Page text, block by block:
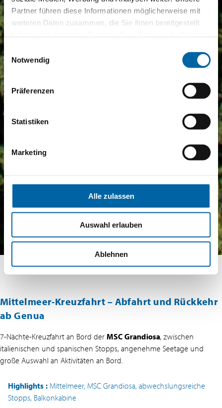
Partner führen diese Informationen möglicherweise mit
weiteren Daten zusammen, die Sie ihnen bereitgestellt
Einwilligungsauswahl
Notwendig
Präferenzen
Statistiken
Marketing
Alle zulassen
Auswahl erlauben
Ablehnen
Mittelmeer-Kreuzfahrt – Abfahrt und Rückkehr
ab Genua
7-Nächte-Kreuzfahrt an Bord der MSC Grandiosa, zwischen
italienischen und spanischen Stopps, angenehme Seetage und
große Auswahl an Aktivitäten an Bord.
Highlights : Mittelmeer, MSC Grandiosa, abwechslungsreiche
Stopps, Balkonkabine